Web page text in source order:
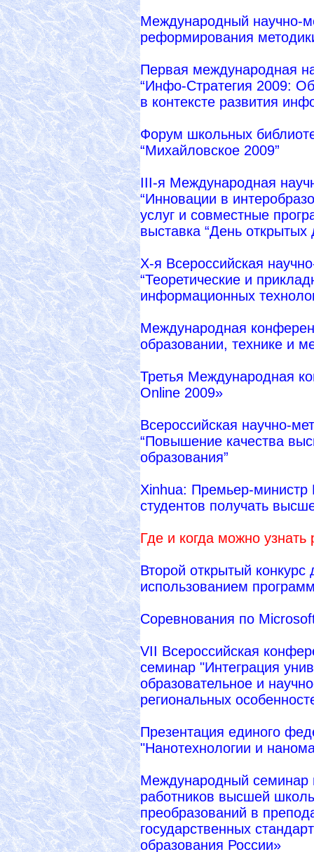
Международный научно-
реформирования
Первая международная
“Инфо-Стратегия 2009:
в контексте развития
Форум школьных
“Михайловское 2009”
III-я Международная
“Инновации в
услуг и совместные
выставка “День
X-я Всероссийская
“Теоретические и
информационных
Международная
образовании, технике и
Третья Международная
Online 2009»
Всероссийская научно-
“Повышение качества
образования”
Xinhua: Премьер-министр
студентов получать
Где и когда можно узнать
Второй открытый
использованием
Соревнования по
VII Всероссийская
семинар "Интеграция
образовательное и
региональных
Презентация единого
"Нанотехнологии и
Международный семинар
работников высшей
преобразований в
государственных
образования России»